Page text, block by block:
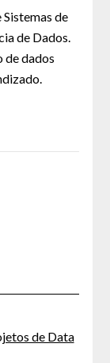
de
de Dados.
de dados
de Data